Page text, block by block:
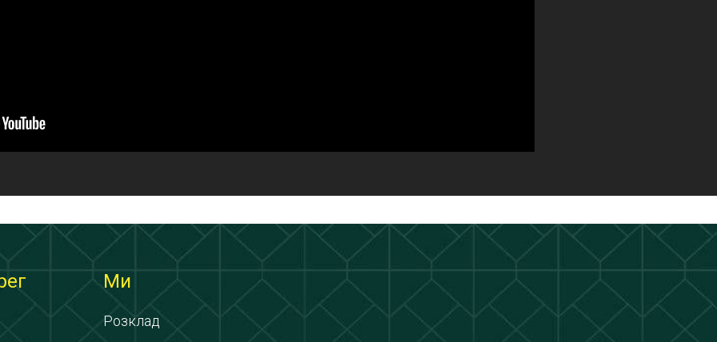
Ми
Розклад